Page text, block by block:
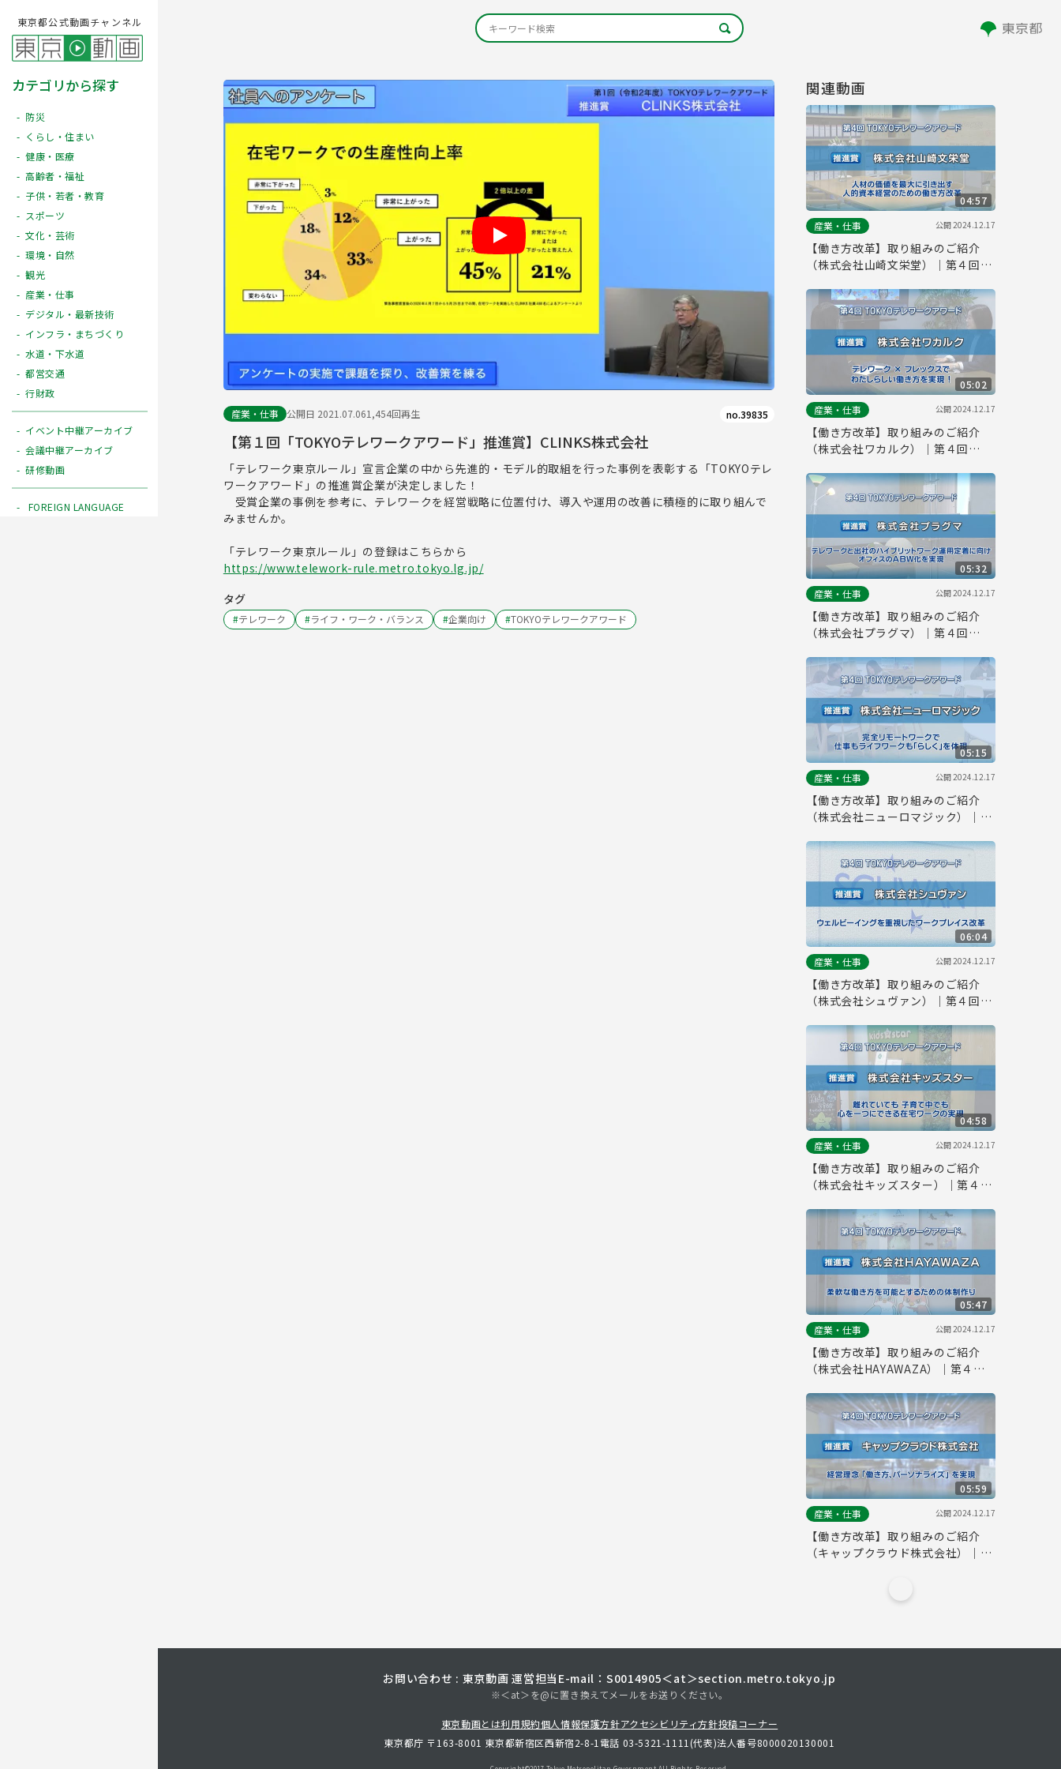
東京都公式動画チャンネル
カテゴリから探す
防災
くらし・住まい
健康・医療
高齢者・福祉
子供・若者・教育
スポーツ
文化・芸術
環境・自然
観光
産業・仕事
デジタル・最新技術
インフラ・まちづくり
水道・下水道
都営交通
行財政
イベント中継アーカイブ
会議中継アーカイブ
研修動画
FOREIGN LANGUAGE
産業・仕事 公開日 2021.07.061,454回再生 no.39835
【第１回「TOKYOテレワークアワード」推進賞】CLINKS株式会社
「テレワーク東京ルール」宣言企業の中から先進的・モデル的取組を行った事例を表彰する「TOKYOテレ
ワークアワード」の推進賞企業が決定しました！
受賞企業の事例を参考に、テレワークを経営戦略に位置付け、導入や運用の改善に積極的に取り組んで
みませんか。
「テレワーク東京ルール」の登録はこちらから
https://www.telework-rule.metro.tokyo.lg.jp/
タグ
#テレワーク #ライフ・ワーク・バランス #企業向け #TOKYOテレワークアワード
関連動画
04:57
産業・仕事
公開2024.12.17
【働き方改革】取り組みのご紹介
（株式会社山崎文栄堂）｜第４回
05:02
産業・仕事
公開2024.12.17
【働き方改革】取り組みのご紹介
（株式会社ワカルク）｜第４回
05:32
産業・仕事
公開2024.12.17
【働き方改革】取り組みのご紹介
（株式会社プラグマ）｜第４回
05:15
産業・仕事
公開2024.12.17
【働き方改革】取り組みのご紹介
（株式会社ニューロマジック）｜第
ド」
06:04
産業・仕事
公開2024.12.17
【働き方改革】取り組みのご紹介
（株式会社シュヴァン）｜第４回
04:58
産業・仕事
公開2024.12.17
【働き方改革】取り組みのご紹介
（株式会社キッズスター）｜第４回
05:47
産業・仕事
公開2024.12.17
【働き方改革】取り組みのご紹介
（株式会社HAYAWAZA）｜第４回
05:59
産業・仕事
公開2024.12.17
【働き方改革】取り組みのご紹介
（キャップクラウド株式会社）｜第
お問い合わせ : 東京動画 運営担当 E-mail：S0014905＜at＞section.metro.tokyo.jp
※＜at＞を@に置き換えてメールをお送りください。
東京動画とは利用規約個人情報保護方針アクセシビリティ方針投稿コーナー
東京都庁 〒163-8001 東京都新宿区西新宿2-8-1 電話 03-5321-1111(代表)法人番号8000020130001